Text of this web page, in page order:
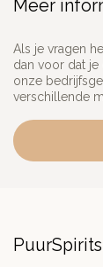
Meer
Als je vragen
dan voor dat je
onze
verschillende